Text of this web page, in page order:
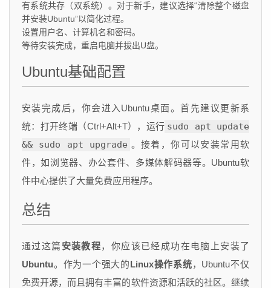
有系统共存（双系统）。对于新手，建议选择“清除整个磁盘
并安装Ubuntu”以简化过程。
设置用户名、计算机名和密码。
等待安装完成，重启电脑并拔出U盘。
Ubuntu基础配置
安装完成后，你会进入Ubuntu桌面。首先建议更新系
统：打开终端（Ctrl+Alt+T），运行 sudo apt update
&& sudo apt upgrade 。接着，你可以安装常用软
件，如浏览器、办公套件、多媒体解码器等。Ubuntu软
件中心提供了大量免费应用程序。
总结
通过这篇 安装教程，你应该已经成功在电脑上安装了
Ubuntu。作为一个强大的Linux操作系统，Ubuntu不仅
免费开源，而且拥有丰富的软件资源和活跃的社区。继续